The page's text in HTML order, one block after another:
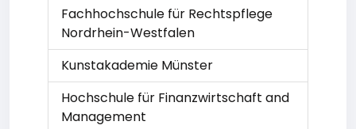
Fachhochschule für Rechtspflege
Nordrhein-Westfalen
Kunstakademie Münster
Hochschule für Finanzwirtschaft and
Management